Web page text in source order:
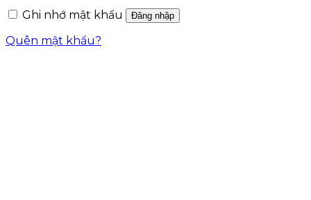
Ghi nhớ mật khẩu Đăng nhập
Quên mật khẩu?